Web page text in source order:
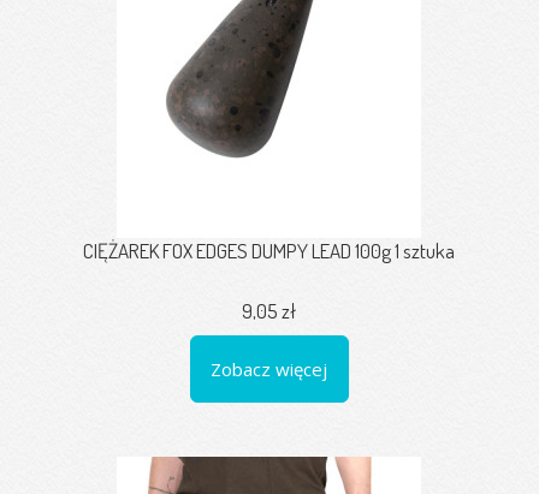
CIĘŻAREK FOX EDGES DUMPY LEAD 100g 1 sztuka
9,05 zł
Zobacz więcej